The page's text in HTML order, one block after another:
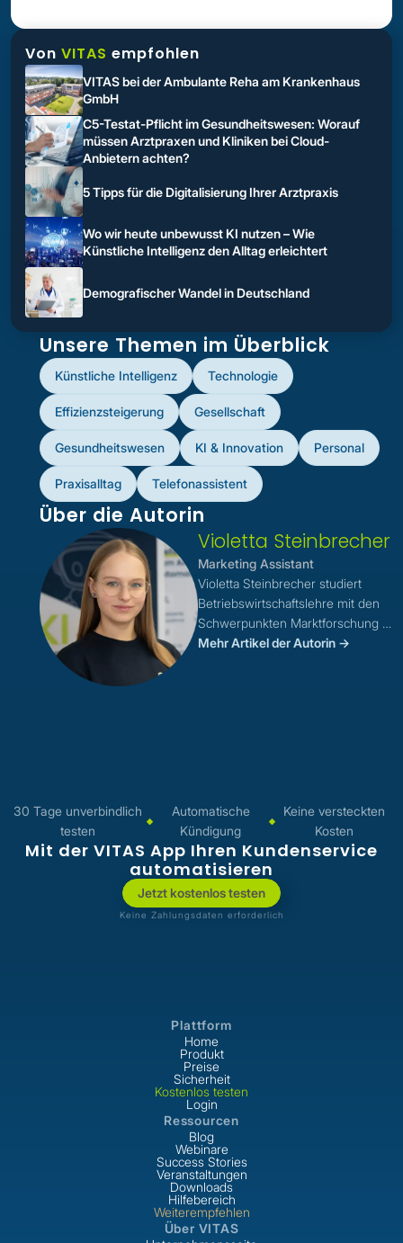
Von VITAS empfohlen
VITAS bei der Ambulante Reha am Krankenhaus
GmbH
C5-Testat-Pflicht im Gesundheitswesen: Worauf
müssen Arztpraxen und Kliniken bei Cloud-
Anbietern achten?
5 Tipps für die Digitalisierung Ihrer Arztpraxis
Wo wir heute unbewusst KI nutzen – Wie
Künstliche Intelligenz den Alltag erleichtert
Demografischer Wandel in Deutschland
Unsere Themen im Überblick
Künstliche Intelligenz Technologie
Effizienzsteigerung Gesellschaft
Gesundheitswesen KI & Innovation Personal
Praxisalltag Telefonassistent
Über die Autorin
Violetta Steinbrecher
Marketing Assistant
Violetta Steinbrecher studiert
Betriebswirtschaftslehre mit den
Schwerpunkten Marktforschung &
Kommunikation und unterstützt
bekannter zu machen und die
digitale Praxis-Kommunikation
aktiv mitzugestalten. Dabei bringt
sie ihre Leidenschaft für
modernes Marketing ein, um die
Vorteile der Plattform für Praxen
Mehr Artikel der Autorin ->
30 Tage unverbindlich
testen
Automatische
Kündigung
Keine versteckten
Kosten
Mit der VITAS App Ihren Kundenservice
automatisieren
Jetzt kostenlos testen
Keine Zahlungsdaten erforderlich
Plattform
Home
Produkt
Preise
Sicherheit
Kostenlos testen
Login
Ressourcen
Blog
Webinare
Success Stories
Veranstaltungen
Downloads
Hilfebereich
Weiterempfehlen
Über VITAS